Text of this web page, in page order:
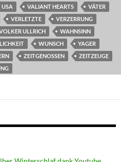
USA VALIANT HEARTS
VÄTER
VERLETZTE
VERZERRUNG
ULLRICH
WAHNSINN
WUNSCH
YAGER
ZEITGENOSSEN
ZEITZEUGE